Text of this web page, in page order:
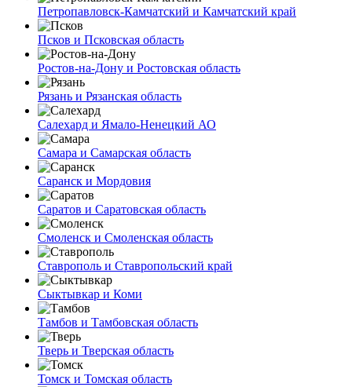
Петропавловск-Камчатский и Камчатский край
Псков и Псковская область
Ростов-на-Дону и Ростовская область
Рязань и Рязанская область
Салехард и Ямало-Ненецкий АО
Самара и Самарская область
Саранск и Мордовия
Саратов и Саратовская область
Смоленск и Смоленская область
Ставрополь и Ставропольский край
Сыктывкар и Коми
Тамбов и Тамбовская область
Тверь и Тверская область
Томск и Томская область